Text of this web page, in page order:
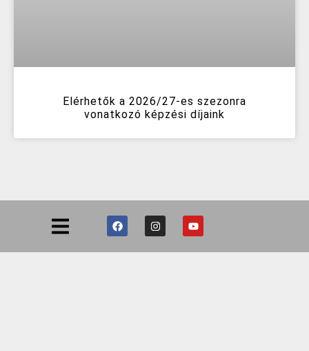
Elérhetők a 2026/27-es szezonra
vonatkozó képzési díjaink